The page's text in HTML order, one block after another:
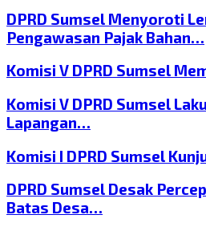
DPRD Sumsel Menyoroti
Pengawasan Pajak Bahan…
Komisi V DPRD Sumsel
Komisi V DPRD Sumsel
Lapangan…
Komisi I DPRD Sumsel
DPRD Sumsel Desak
Batas Desa…